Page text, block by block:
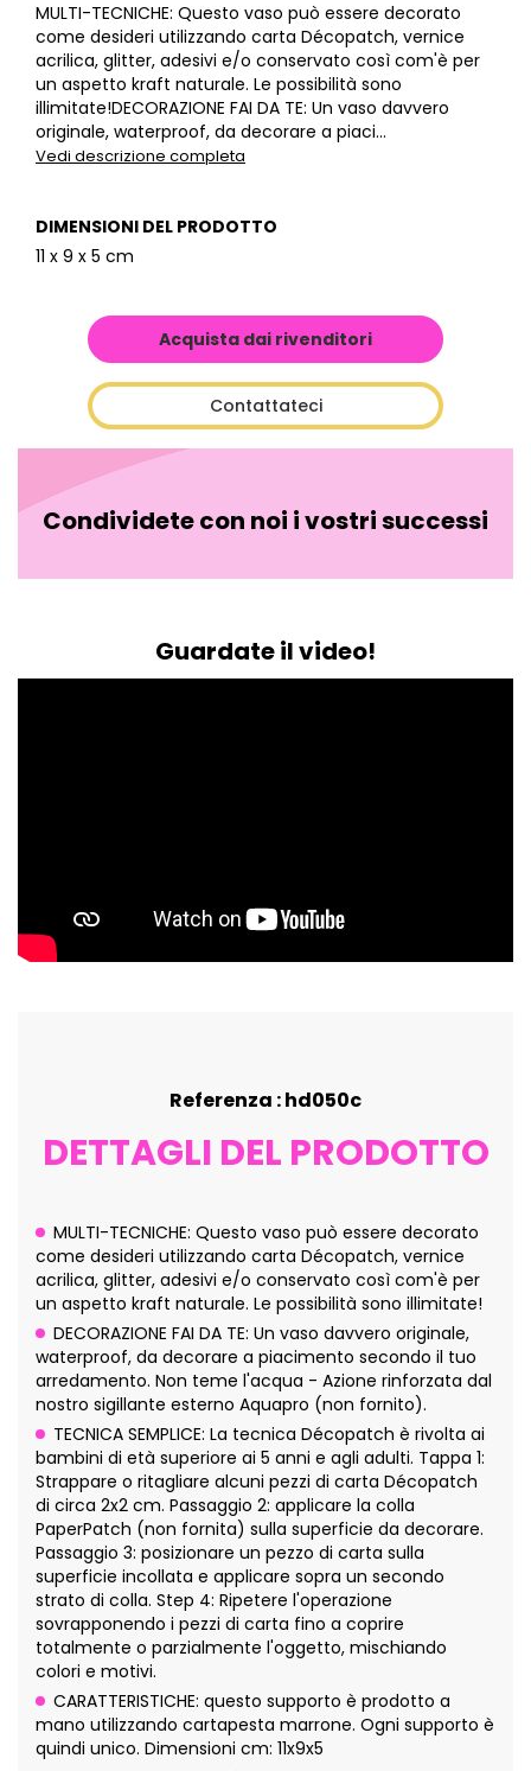
MULTI-TECNICHE: Questo vaso può essere decorato
come desideri utilizzando carta Décopatch, vernice
acrilica, glitter, adesivi e/o conservato così com'è per
un aspetto kraft naturale. Le possibilità sono
illimitate!DECORAZIONE FAI DA TE: Un vaso davvero
originale, waterproof, da decorare a piaci...
Vedi descrizione completa
DIMENSIONI DEL PRODOTTO
11 x 9 x 5 cm
Acquista dai rivenditori
Contattateci
Condividete con noi i vostri successi
Guardate il video!
Referenza : hd050c
DETTAGLI DEL PRODOTTO
MULTI-TECNICHE: Questo vaso può essere decorato
come desideri utilizzando carta Décopatch, vernice
acrilica, glitter, adesivi e/o conservato così com'è per
un aspetto kraft naturale. Le possibilità sono illimitate!
DECORAZIONE FAI DA TE: Un vaso davvero originale,
waterproof, da decorare a piacimento secondo il tuo
arredamento. Non teme l'acqua - Azione rinforzata dal
nostro sigillante esterno Aquapro (non fornito).
TECNICA SEMPLICE: La tecnica Décopatch è rivolta ai
bambini di età superiore ai 5 anni e agli adulti. Tappa 1:
Strappare o ritagliare alcuni pezzi di carta Décopatch
di circa 2x2 cm. Passaggio 2: applicare la colla
PaperPatch (non fornita) sulla superficie da decorare.
Passaggio 3: posizionare un pezzo di carta sulla
superficie incollata e applicare sopra un secondo
strato di colla. Step 4: Ripetere l'operazione
sovrapponendo i pezzi di carta fino a coprire
totalmente o parzialmente l'oggetto, mischiando
colori e motivi.
CARATTERISTICHE: questo supporto è prodotto a
mano utilizzando cartapesta marrone. Ogni supporto è
quindi unico. Dimensioni cm: 11x9x5